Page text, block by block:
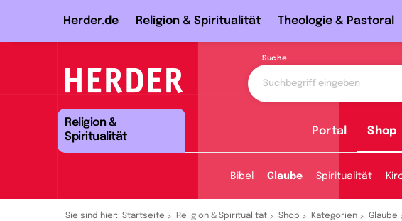
Herder.de Religion & Spiritualität Theologie & Pastoral
Suche
Religion &
Spiritualität
Portal Shop
Bibel Glaube Spiritualität
Sie sind hier: Startseite Religion & Spiritualität Shop Kategorien Glaube